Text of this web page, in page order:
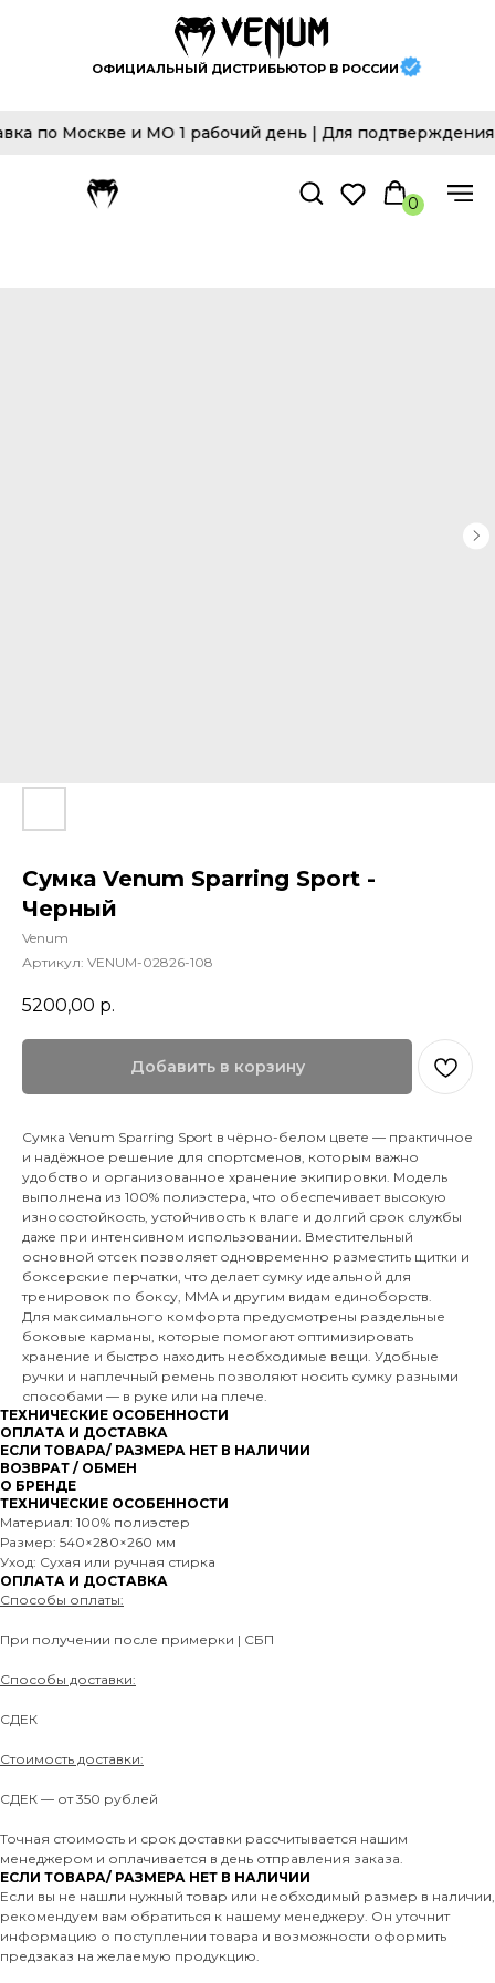
ОФИЦИАЛЬНЫЙ ДИСТРИБЬЮТОР В РОССИИ
по Москве и МО 1 рабочий день | Для
0
Сумка Venum Sparring Sport -
Черный
Venum
Артикул: VENUM-02826-108
5200,00 р.
Добавить в корзину
Сумка Venum Sparring Sport в чёрно-белом цвете — практичное
и надёжное решение для спортсменов, которым важно
удобство и организованное хранение экипировки. Модель
выполнена из 100% полиэстера, что обеспечивает высокую
износостойкость, устойчивость к влаге и долгий срок службы
даже при интенсивном использовании. Вместительный
основной отсек позволяет одновременно разместить щитки и
боксерские перчатки, что делает сумку идеальной для
тренировок по боксу, ММА и другим видам единоборств.
Для максимального комфорта предусмотрены раздельные
боковые карманы, которые помогают оптимизировать
хранение и быстро находить необходимые вещи. Удобные
ручки и наплечный ремень позволяют носить сумку разными
способами — в руке или на плече.
ТЕХНИЧЕСКИЕ ОСОБЕННОСТИ
ОПЛАТА И ДОСТАВКА
ЕСЛИ ТОВАРА/ РАЗМЕРА НЕТ В НАЛИЧИИ
ВОЗВРАТ / ОБМЕН
О БРЕНДЕ
ТЕХНИЧЕСКИЕ ОСОБЕННОСТИ
Материал: 100% полиэстер
Размер: 540×280×260 мм
Уход: Сухая или ручная стирка
ОПЛАТА И ДОСТАВКА
Способы оплаты:
При получении после примерки | СБП
Способы доставки:
СДЕК
Стоимость доставки:
СДЕК — от 350 рублей
Точная стоимость и срок доставки рассчитывается нашим
менеджером и оплачивается в день отправления заказа.
ЕСЛИ ТОВАРА/ РАЗМЕРА НЕТ В НАЛИЧИИ
Если вы не нашли нужный товар или необходимый размер в наличии,
рекомендуем вам обратиться к нашему менеджеру. Он уточнит
информацию о поступлении товара и возможности оформить
предзаказ на желаемую продукцию.